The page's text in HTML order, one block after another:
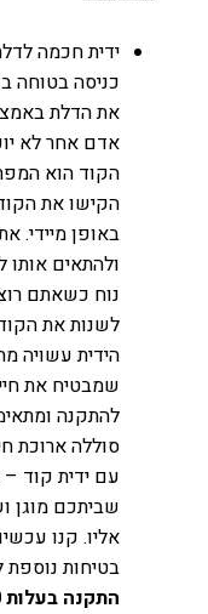
ידית חכמה
כניסה בטוחה
את הדלת
אדם אחר לא
הקוד הוא
הקישו את
באופן מיידי.
ולהתאים
נוח כשאתם
לשנות את
הידית עשויה
שמבטיח את
להתקנה
סוללה ארוכת
שביתכם מוגן
אליו. קנו
בטיחות נוספת
התקנה בעלות 350 ש”ח בלבד